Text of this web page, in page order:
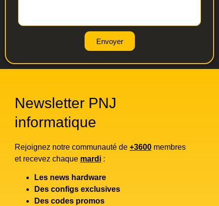
Envoyer
Newsletter PNJ
informatique
Rejoignez notre communauté de +3600 membres
et recevez chaque mardi :
Les news hardware
Des configs exclusives
Des codes promos